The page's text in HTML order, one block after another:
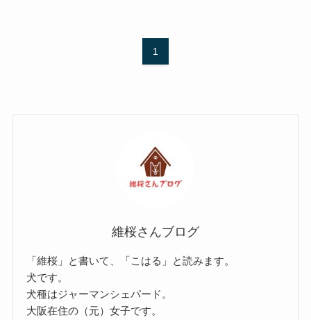
1
維桜さんブログ
「維桜」と書いて、「こはる」と読みます。
犬です。
犬種はジャーマンシェパード。
大阪在住の（元）女子です。